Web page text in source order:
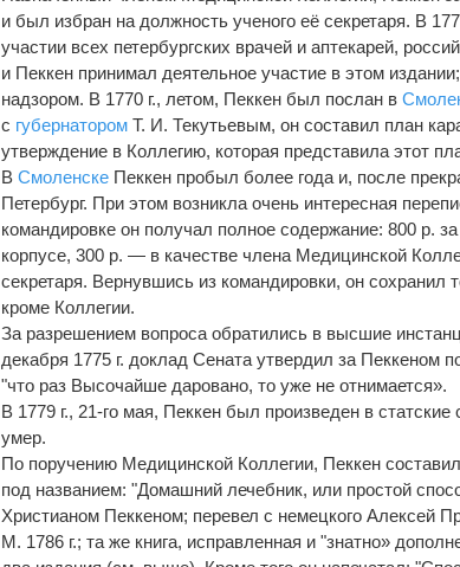
и был избран на должность ученого её секретаря. В
участии всех петербургских врачей и аптекарей,
и Пеккен принимал деятельное участие в этом
надзором. В 1770 г., летом, Пеккен был послан в
с губернатором Т. И. Текутьевым, он составил план
утверждение в Коллегию, которая представила этот
ВСмоленске Пеккен пробыл более года и, после
Петербург. При этом возникла очень интересная
командировке он получал полное содержание: 800 р.
корпусе, 300 р. — в качестве члена Медицинской
секретаря. Вернувшись из командировки, он сохранил
кроме Коллегии.
За разрешением вопроса обратились в высшие
декабря 1775 г. доклад Сената утвердил за Пеккеном
"что раз Высочайше даровано, то уже не отнимается».
В 1779 г., 21-го мая, Пеккен был произведен в статские
умер.
По поручению Медицинской Коллегии, Пеккен
под названием: "Домашний лечебник, или простой
Христианом Пеккеном; перевел с немецкого Алексей
М. 1786 г.; та же книга, исправленная и "знатно»